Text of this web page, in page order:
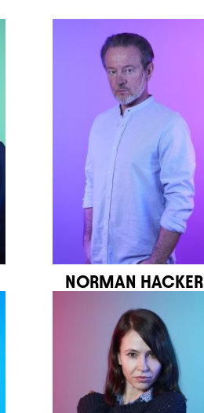
NORMAN HACKER